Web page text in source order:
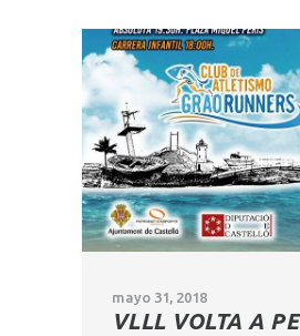
mayo 31, 2018
VLLL VOLTA A